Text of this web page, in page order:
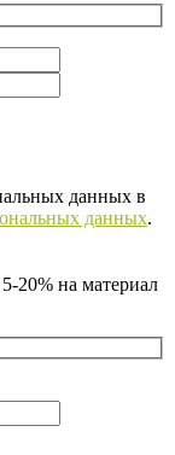
данных в
данных.
20% на материал